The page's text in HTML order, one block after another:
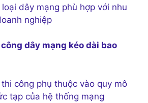
dây mạng phù hợp với nhu
nghiệp
dây mạng kéo dài bao
công phụ thuộc vào quy mô
tạp của hệ thống mạng